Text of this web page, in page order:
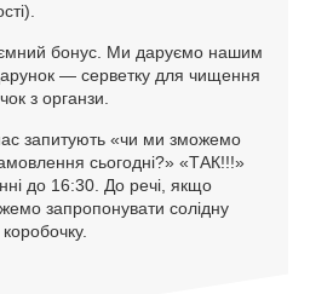
бонус. Ми даруємо нашим
— серветку для чищення
з органзи.
запитують «чи ми зможемо
сьогодні?» «ТАК!!!»
до 16:30. До речі, якщо
запропонувати солідну